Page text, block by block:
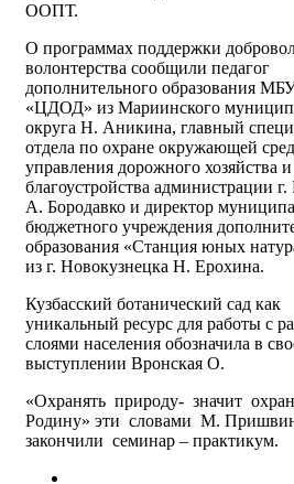
ООПТ.
О программах поддержки
волонтерства сообщили педагог
дополнительного образования
«ЦДОД» из Мариинского
округа Н. Аникина, главный
отдела по охране окружающей
управления дорожного хозяйства и
благоустройства администрации
А. Бородавко и директор
бюджетного учреждения
образования «Станция юных
из г. Новокузнецка Н. Ерохина.
Кузбасский ботанический сад как
уникальный ресурс для работы с
слоями населения обозначила в
выступлении Вронская О.
«Охранять природу- значит
Родину» эти словами М.
закончили семинар – практикум.